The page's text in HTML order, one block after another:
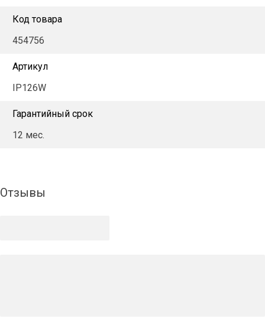
Код товара
454756
Артикул
IP126W
Гарантийный срок
12 мес.
Отзывы